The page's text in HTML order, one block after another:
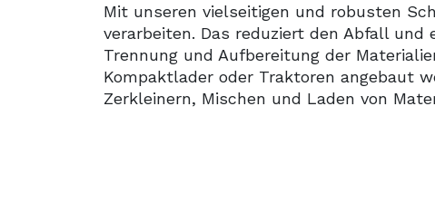
Mit unseren vielseitigen und robusten
verarbeiten. Das reduziert den Abfall
Trennung und Aufbereitung der
Kompaktlader oder Traktoren angebaut
Zerkleinern, Mischen und Laden von